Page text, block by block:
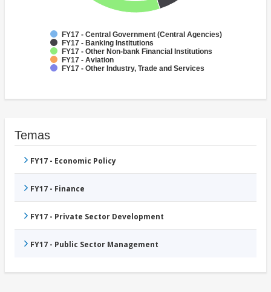
FY17 - Central Government (Central Agencies)
FY17 - Banking Institutions
FY17 - Other Non-bank Financial Institutions
FY17 - Aviation
FY17 - Other Industry, Trade and Services
Temas
FY17 - Economic Policy
FY17 - Finance
FY17 - Private Sector Development
FY17 - Public Sector Management